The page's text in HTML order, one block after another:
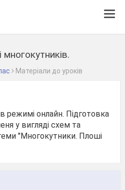
Матеріали до уроків
режимі онлайн. Підготовка
у вигляді схем та
"Многокутники. Плоші